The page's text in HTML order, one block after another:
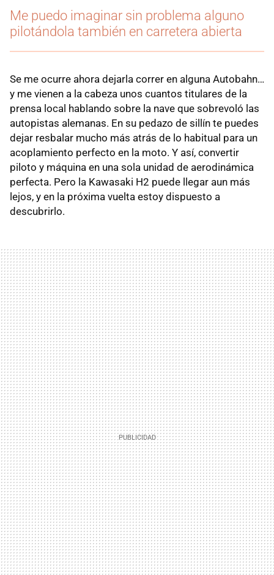
Me puedo imaginar sin problema alguno
pilotándola también en carretera abierta
Se me ocurre ahora dejarla correr en alguna Autobahn…
y me vienen a la cabeza unos cuantos titulares de la
prensa local hablando sobre la nave que sobrevoló las
autopistas alemanas. En su pedazo de sillín te puedes
dejar resbalar mucho más atrás de lo habitual para un
acoplamiento perfecto en la moto. Y así, convertir
piloto y máquina en una sola unidad de aerodinámica
perfecta. Pero la Kawasaki H2 puede llegar aun más
lejos, y en la próxima vuelta estoy dispuesto a
descubrirlo.